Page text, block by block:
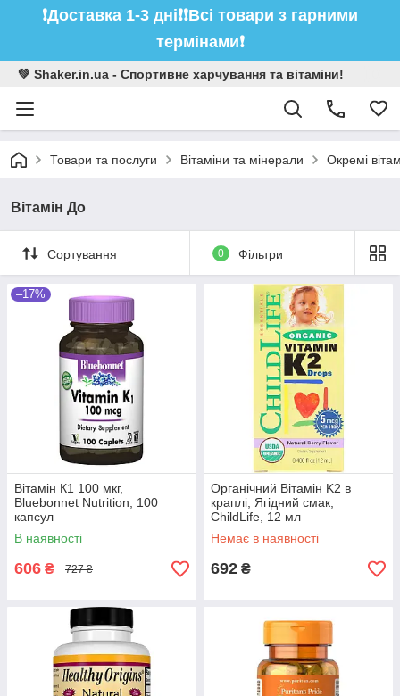
❗️Доставка 1-3 дні❗️❗️Всі товари з гарними
термінами❗️
💚 Shaker.in.ua - Спортивне харчування та вітаміни!
Товари та послуги Вітаміни та мінерали Окремі
Вітамін До
Сортування 0 Фільтри
–17%
Вітамін К1 100 мкг,
Bluebonnet Nutrition, 100
капсул
В наявності
606 ₴ 727 ₴
Органічний Вітамін K2 в
краплі, Ягідний смак,
ChildLife, 12 мл
Немає в наявності
692 ₴